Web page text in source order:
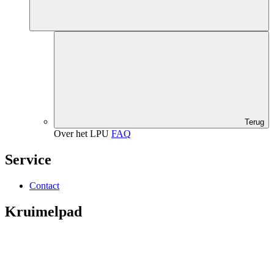
Terug
Over het LPU FAQ
Service
Contact
Kruimelpad